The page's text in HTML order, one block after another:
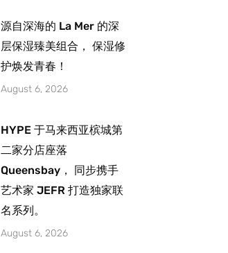
源自深海的 La Mer 的深
层保湿臻美组合， 保湿修
护焕发青春！
August 6, 2026
HYPE 于马来西亚槟城第
二家分店座落
Queensbay， 同步携手
艺术家 JEFR 打造独家联
名系列。
August 6, 2026